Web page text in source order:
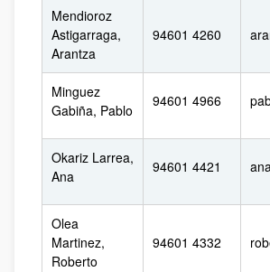
Mendioroz
Astigarraga,
Arantza
94601 4260
Minguez
Gabiña, Pablo
94601 4966
Okariz Larrea,
Ana
94601 4421
Olea
Martinez,
Roberto
94601 4332